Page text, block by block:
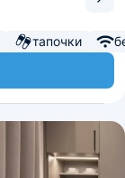
тапочки